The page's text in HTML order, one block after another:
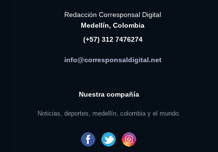
Redacción Corresponsal Digital
Medellín, Colombia
(+57) 312 7476274
info@corresponsaldigital.net
Nuestra compañía
Noticias, deportes, medellín, colombia y el mundo.